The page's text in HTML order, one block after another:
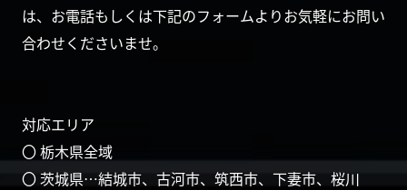
は、お電話もしくは下記のフォームよりお気軽にお問い
合わせくださいませ。
対応エリア
〇 栃木県全域
〇 茨城県…結城市、古河市、筑西市、下妻市、桜川